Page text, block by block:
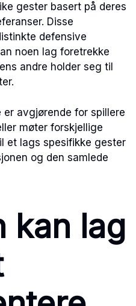
gester basert på deres
Disse
defensive
noen lag foretrekke
andre holder seg til
avgjørende for spillere
møter forskjellige
et lags spesifikke gester
og den samlede
kan lag